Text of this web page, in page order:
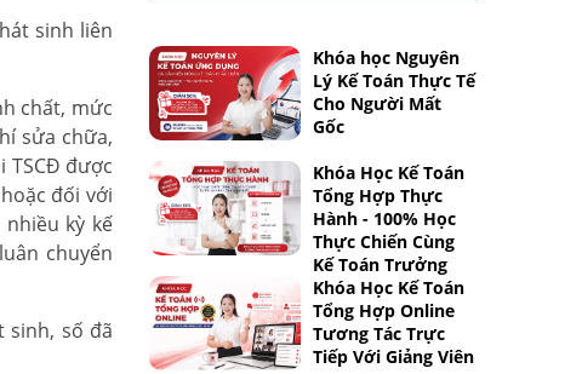
sinh liên
chất, mức
sửa chữa,
TSCĐ được
đối với
kỳ kế
chuyển
sinh, số đã
Khóa học Nguyên
Lý Kế Toán Thực Tế
Cho Người Mất
Gốc
Khóa Học Kế Toán
Tổng Hợp Thực
Hành - 100% Học
Thực Chiến Cùng
Kế Toán Trưởng
Khóa Học Kế Toán
Tổng Hợp Online
Tương Tác Trực
Tiếp Với Giảng Viên